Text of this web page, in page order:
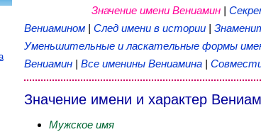
Значение имени Вениамин|
Вениамином | След имени в истории|
Уменьшительные и ласкательные формы
Вениамин| Все именины Вениамина |
Значение имени и характер
Мужское имя